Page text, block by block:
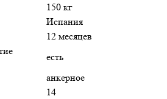
150 кг
Испания
12 месяцев
есть
анкерное
14